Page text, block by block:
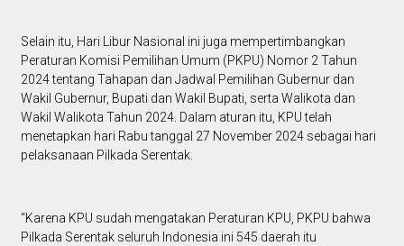
Selain itu, Hari Libur Nasional ini juga mempertimbangkan
Peraturan Komisi Pemilihan Umum (PKPU) Nomor 2 Tahun
2024 tentang Tahapan dan Jadwal Pemilihan Gubernur dan
Wakil Gubernur, Bupati dan Wakil Bupati, serta Walikota dan
Wakil Walikota Tahun 2024. Dalam aturan itu, KPU telah
menetapkan hari Rabu tanggal 27 November 2024 sebagai hari
pelaksanaan Pilkada Serentak.
“Karena KPU sudah mengatakan Peraturan KPU, PKPU bahwa
Pilkada Serentak seluruh Indonesia ini 545 daerah itu